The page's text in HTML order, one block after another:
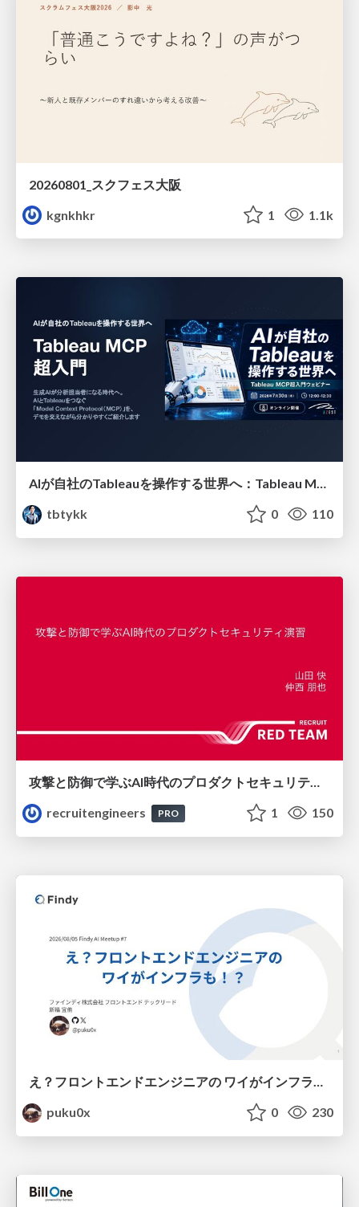
20260801_スクフェス大阪
kgnkhkr
1 1.1k
AIが自社のTableauを操作する世界へ：Tableau MCP超入門
tbtykk
0 110
攻撃と防御で学ぶAI時代のプロダクトセキュリティ演習
recruitengineers
PRO 1 150
puku0x
0 230